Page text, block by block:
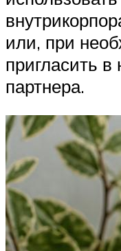
или, при
пригласить в
партнера.